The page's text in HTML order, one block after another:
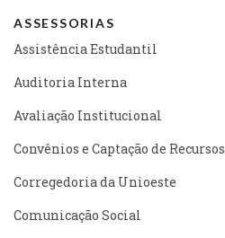
ASSESSORIAS
Assistência Estudantil
Auditoria Interna
Avaliação Institucional
Convênios e Captação de Recursos
Corregedoria da Unioeste
Comunicação Social